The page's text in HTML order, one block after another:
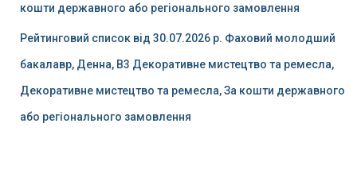
кошти державного або регіонального замовлення
Рейтинговий список від 30.07.2026 р. Фаховий молодший
бакалавр, Денна, B3 Декоративне мистецтво та ремесла,
Декоративне мистецтво та ремесла, За кошти державного
або регіонального замовлення